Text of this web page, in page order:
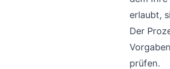
erlaubt,
Der
prüfen.